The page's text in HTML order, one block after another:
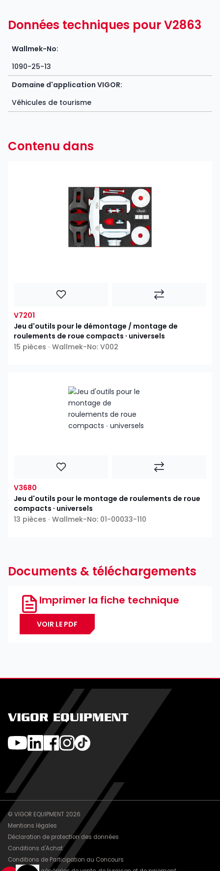
Données techniques pour V2863
Wallmek-No:
1090-25-13
Domaine d'application VIGOR:
Véhicules de tourisme
Contenu dans
V7201
Jeu d'outils pour le démontage / montage de
roulements de roue compacts ∙ universels
15 pièces ∙ Wallmek-No: V002
V3680
Jeu d'outils pour le montage de roulements de roue
compacts ∙ universels
13 pièces ∙ Wallmek-No: 01-00033-110
Documents & téléchargements
Imprimer la fiche technique
VOIR LE PDF
VIGOR EQUIPMENT
© VIGOR EQUIPMENT 2026
Mentions légales
Déclaration de protection des données
Conditions d'Achat
Conditions de Participation au Concours